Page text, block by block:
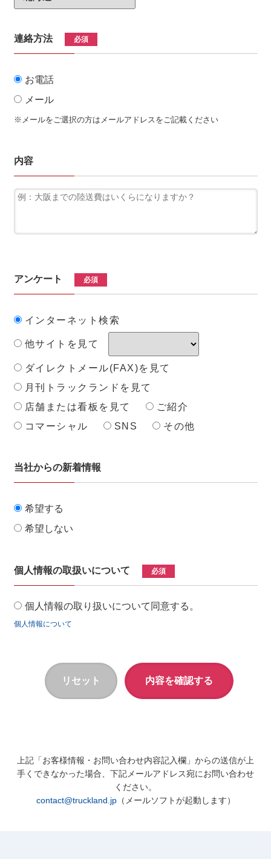
連絡方法 必須
お電話
メール
※メールをご選択の方はメールアドレスをご記載ください
内容
アンケート 必須
インターネット検索
他サイトを見て
ダイレクトメール(FAX)を見て
月刊トラックランドを見て
店舗または看板を見て
ご紹介
コマーシャル
SNS その他
当社からの新着情報
希望する
希望しない
個人情報の取扱いについて 必須
個人情報の取り扱いについて同意する。
個人情報について
上記「お客様情報・お問い合わせ内容記入欄」からの送信が上
手くできなかった場合、下記メールアドレス宛にお問い合わせ
ください。
contact@truckland.jp（メールソフトが起動します）